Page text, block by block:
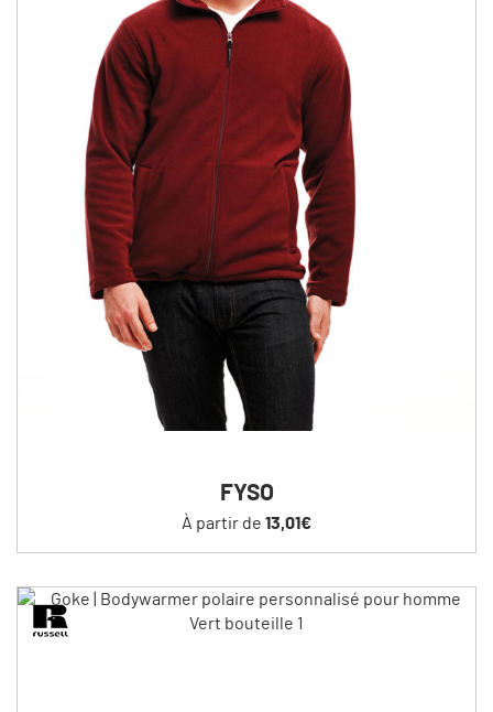
FYSO
À partir de 13,01€